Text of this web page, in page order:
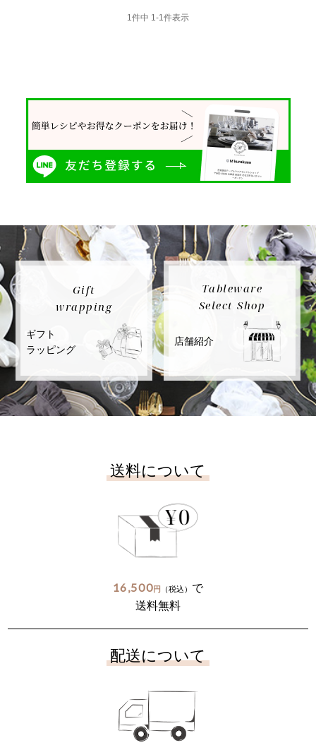
1件中 1-1件表示
Gift
wrapping
ギフト
ラッピング
Tableware
Select Shop
店舗紹介
送料について
16,500円 （税込） で
送料無料
配送について